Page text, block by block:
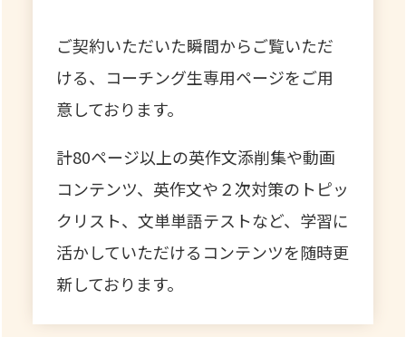
ご契約いただいた瞬間からご覧いただ
ける、 コーチング生専用ページをご用
意しております。
計80ページ以上の英作文添削集や動画
コンテンツ、 英作文や２次対策のトピッ
クリスト、文単単語テストなど、 学習に
活かしていただけるコンテンツを随時更
新しております。